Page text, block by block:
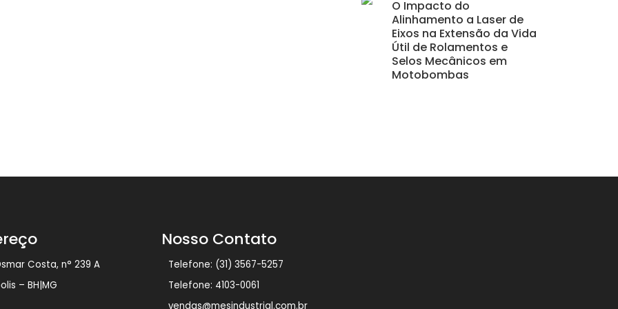
O Impacto do
Alinhamento a Laser de
Eixos na Extensão da Vida
Útil de Rolamentos e
Selos Mecânicos em
Motobombas
Costa, n° 239 A
– BH|MG
Nosso Contato
Telefone: (31) 3567-5257
Telefone: 4103-0061
vendas@mesindustrial.com.br